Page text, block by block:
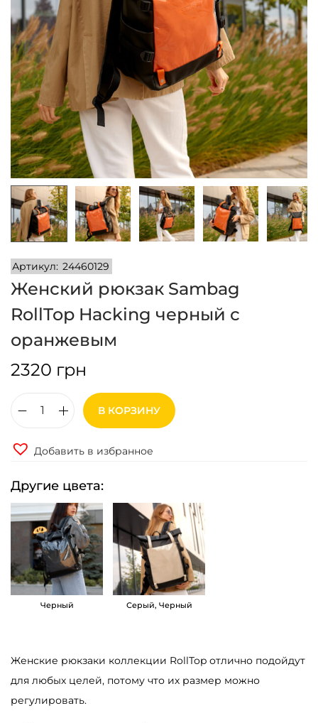
и
м
у
Артикул: 24460129
Женский рюкзак Sambag
RollTop Hacking черный с
оранжевым
2320 грн
л
е
с
т
в
о
в
а
р
В КОРЗИНУ
Добавить в избранное
Другие цвета:
Черный Серый, Черный
Женские рюкзаки коллекции RollTop отлично подойдут
для любых целей, потому что их размер можно
регулировать.